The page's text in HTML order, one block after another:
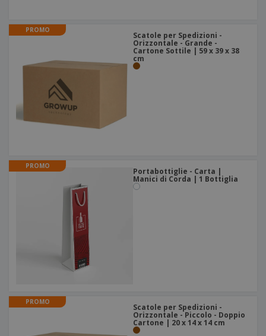
PROMO
Scatole per Spedizioni -
Orizzontale - Grande -
Cartone Sottile | 59 x 39 x 38
cm
PROMO
Portabottiglie - Carta |
Manici di Corda | 1 Bottiglia
PROMO
Scatole per Spedizioni -
Orizzontale - Piccolo - Doppio
Cartone | 20 x 14 x 14 cm